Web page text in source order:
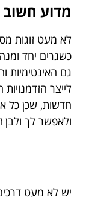
מדוע
לא מעט זוגות
כשגרים יחד
גם
לייצר
חדשות, שכן כל
ולאפשר לך ולבן
יש לא מעט